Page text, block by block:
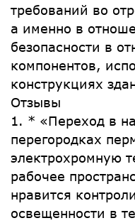
требований во
а именно в
безопасности в
компонентов,
конструкциях
Отзывы
1. * «Переход в
перегородках
электрохромную
рабочее
нравится
освещенности в